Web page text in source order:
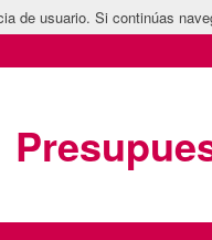
de usuario. Si continúas